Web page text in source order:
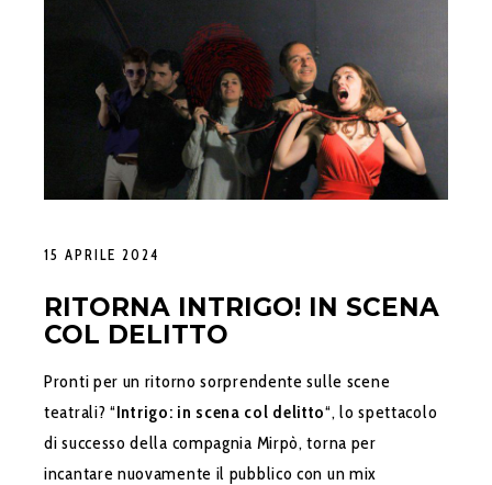
15 APRILE 2024
RITORNA INTRIGO! IN SCENA
COL DELITTO
Pronti per un ritorno sorprendente sulle scene
teatrali? “Intrigo: in scena col delitto“, lo spettacolo
di successo della compagnia Mirpò, torna per
incantare nuovamente il pubblico con un mix